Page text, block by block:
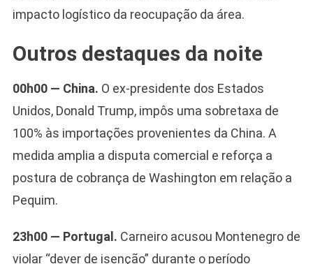
impacto logístico da reocupação da área.
Outros destaques da noite
00h00 — China. O ex-presidente dos Estados
Unidos, Donald Trump, impôs uma sobretaxa de
100% às importações provenientes da China. A
medida amplia a disputa comercial e reforça a
postura de cobrança de Washington em relação a
Pequim.
23h00 — Portugal. Carneiro acusou Montenegro de
violar “dever de isenção” durante o período
Camiseta Camisa
Bolsonaro Presidente
2026 Pátria Brasil 6 X
10,00 S/JUROS
R$60,00R$99,00 -39%